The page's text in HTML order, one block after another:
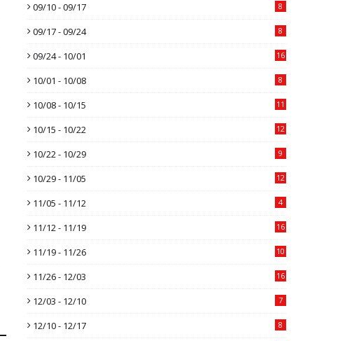
09/10 - 09/17 8
09/17 - 09/24 8
09/24 - 10/01 16
10/01 - 10/08 8
10/08 - 10/15 11
10/15 - 10/22 12
10/22 - 10/29 9
10/29 - 11/05 12
11/05 - 11/12 4
11/12 - 11/19 16
11/19 - 11/26 10
11/26 - 12/03 16
12/03 - 12/10 7
12/10 - 12/17 8